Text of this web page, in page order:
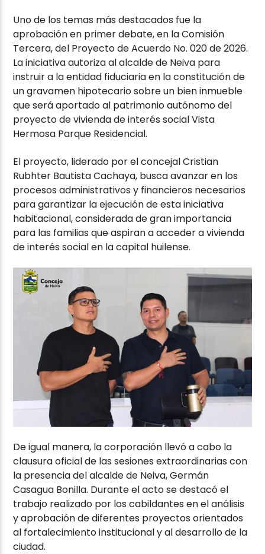
Uno de los temas más destacados fue la
aprobación en primer debate, en la Comisión
Tercera, del Proyecto de Acuerdo No. 020 de 2026.
La iniciativa autoriza al alcalde de Neiva para
instruir a la entidad fiduciaria en la constitución de
un gravamen hipotecario sobre un bien inmueble
que será aportado al patrimonio autónomo del
proyecto de vivienda de interés social Vista
Hermosa Parque Residencial.
El proyecto, liderado por el concejal Cristian
Rubhter Bautista Cachaya, busca avanzar en los
procesos administrativos y financieros necesarios
para garantizar la ejecución de esta iniciativa
habitacional, considerada de gran importancia
para las familias que aspiran a acceder a vivienda
de interés social en la capital huilense.
De igual manera, la corporación llevó a cabo la
clausura oficial de las sesiones extraordinarias con
la presencia del alcalde de Neiva, Germán
Casagua Bonilla. Durante el acto se destacó el
trabajo realizado por los cabildantes en el análisis
y aprobación de diferentes proyectos orientados
al fortalecimiento institucional y al desarrollo de la
ciudad.